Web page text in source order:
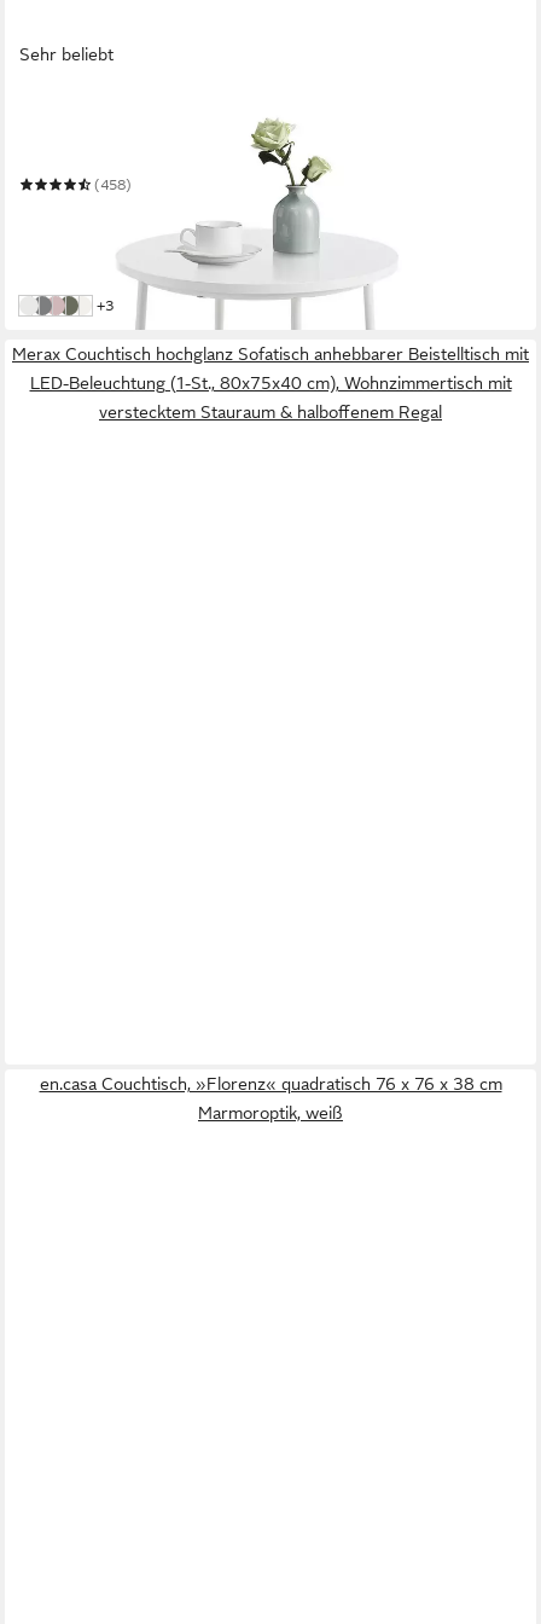
Sehr beliebt
Beistelltisch rund, Couchtisch, mit Korb aus Stoff, Ø45 cm,
(458)
in 4-5 Werktagen bei dir
weiß-beige
Taubengrau-Schiefergrau
Pastellrosa-Wolkenweiß
Waldgrün-Cremeweiß
Cremeweiß
weitere Farben:
+3
Merax Couchtisch hochglanz Sofatisch anhebbarer Beistelltisch mit
LED-Beleuchtung (1-St., 80x75x40 cm), Wohnzimmertisch mit
verstecktem Stauraum & halboffenem Regal
en.casa Couchtisch, »Florenz« quadratisch 76 x 76 x 38 cm
Marmoroptik, weiß